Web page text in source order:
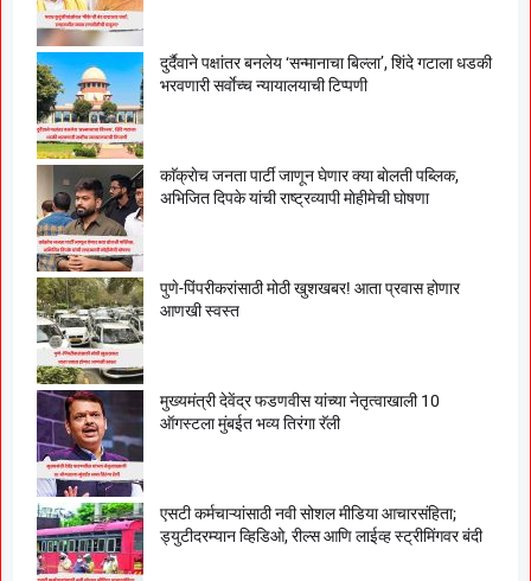
दुर्दैवाने पक्षांतर बनलेय ‘सन्मानाचा बिल्ला’, शिंदे गटाला धडकी
भरवणारी सर्वाेच्च न्यायालयाची टिप्पणी
काॅक्राेच जनता पार्टी जाणून घेणार क्या बाेलती पब्लिक,
अभिजित दिपके यांची राष्ट्रव्यापी माेहीमेची घाेषणा
पुणे-पिंपरीकरांसाठी मोठी खुशखबर! आता प्रवास होणार
आणखी स्वस्त
मुख्यमंत्री देवेंद्र फडणवीस यांच्या नेतृत्वाखाली 10
ऑगस्टला मुंबईत भव्य तिरंगा रॅली
एसटी कर्मचाऱ्यांसाठी नवी सोशल मीडिया आचारसंहिता;
ड्युटीदरम्यान व्हिडिओ, रील्स आणि लाईव्ह स्ट्रीमिंगवर बंदी